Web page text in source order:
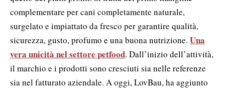
complementare per cani completamente naturale,
surgelato e impiattato da fresco per garantire qualità,
sicurezza, gusto, profumo e una buona nutrizione. Una
vera unicità nel settore petfood. Dall’inizio dell’attività,
il marchio e i prodotti sono cresciuti sia nelle referenze
sia nel fatturato aziendale. A oggi, LovBau, ha aggiunto